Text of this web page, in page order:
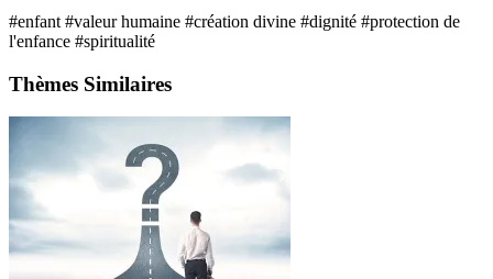
#enfant #valeur humaine #création divine #dignité #protection de
l'enfance #spiritualité
Thèmes Similaires